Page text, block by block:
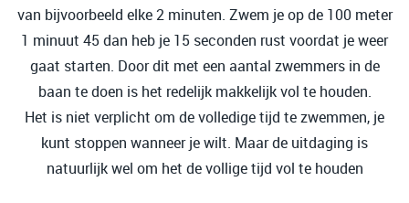
van bijvoorbeeld elke 2 minuten. Zwem je op de 100 meter
1 minuut 45 dan heb je 15 seconden rust voordat je weer
gaat starten. Door dit met een aantal zwemmers in de
baan te doen is het redelijk makkelijk vol te houden.
Het is niet verplicht om de volledige tijd te zwemmen, je
kunt stoppen wanneer je wilt. Maar de uitdaging is
natuurlijk wel om het de vollige tijd vol te houden